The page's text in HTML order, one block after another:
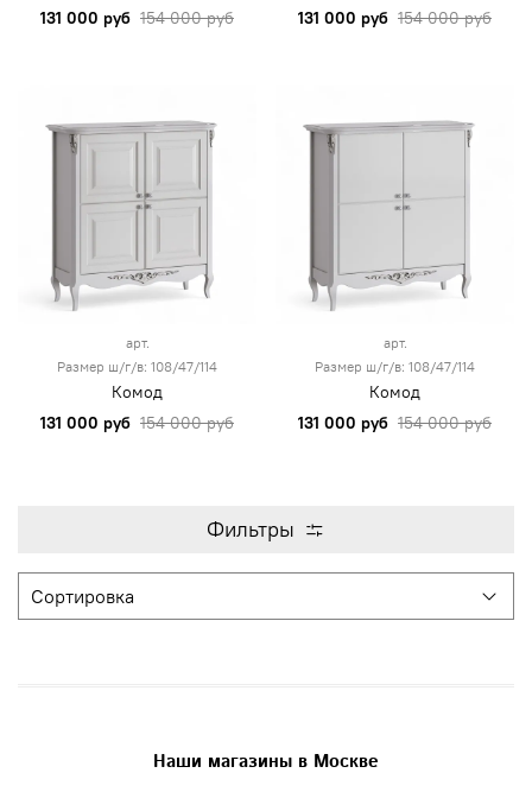
131 000 руб 154 000 руб
131 000 руб 154 000 руб
арт.
Размер ш/г/в: 108/47/114
Комод
131 000 руб 154 000 руб
арт.
Размер ш/г/в: 108/47/114
Комод
131 000 руб 154 000 руб
Фильтры
Наши магазины в Москве